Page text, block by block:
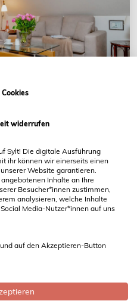
1 Bad 450 m zum Wasser
widerrufen
Sylt! Die digitale Ausführung
ihr können wir einerseits einen
Website garantieren.
Inhalte an Ihre
Besucher*innen zustimmen,
analysieren, welche Inhalte
Media-Nutzer*innen auf uns
auf den Akzeptieren-Button